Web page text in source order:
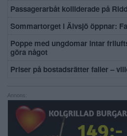
Passagerarbåt kolliderade på
Sommartorget i Älvsjö öppnar:
Poppe med ungdomar intar
göra något
Priser på bostadsrätter faller –
Annons: